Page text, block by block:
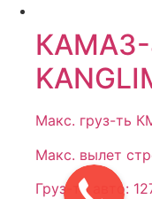
КАМАЗ-
Макс. груз-ть
Макс. вылет
Груз-ть авто: